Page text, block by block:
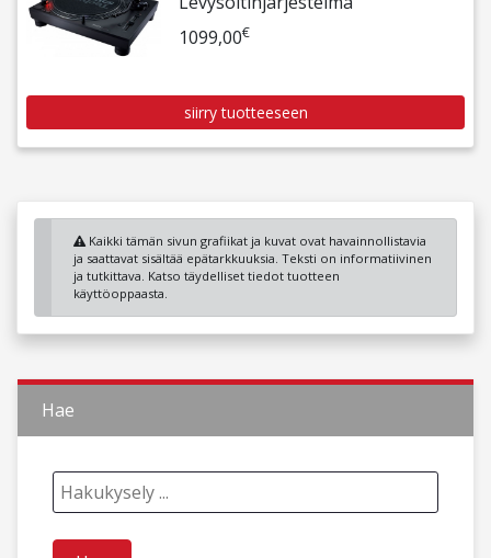
1099,00€
siirry tuotteeseen
Kaikki tämän sivun grafiikat ja kuvat ovat havainnollistavia
ja saattavat sisältää epätarkkuuksia. Teksti on informatiivinen
ja tutkittava. Katso täydelliset tiedot tuotteen
käyttöoppaasta.
Hae